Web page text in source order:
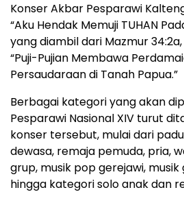
Konser Akbar Pesparawi
“Aku Hendak Memuji TUHAN
yang diambil dari Mazmur
“Puji-Pujian Membawa
Persaudaraan di Tanah Papua.”
Berbagai kategori yang akan
Pesparawi Nasional XIV turut
konser tersebut, mulai dari
dewasa, remaja pemuda, pria,
grup, musik pop gerejawi,
hingga kategori solo anak dan